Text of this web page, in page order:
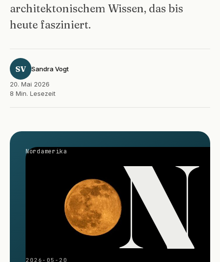
architektonischem Wissen, das bis
heute fasziniert.
SV
Sandra Vogt
20. Mai 2026
8 Min. Lesezeit
Nordamerika N
2026-05-20